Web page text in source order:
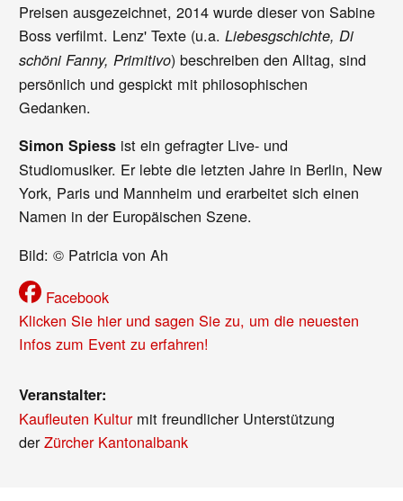
Preisen ausgezeichnet, 2014 wurde dieser von Sabine
Boss verfilmt. Lenz' Texte (u.a.Liebesgschichte, Di
schöni Fanny, Primitivo) beschreiben den Alltag, sind
persönlich und gespickt mit philosophischen
Gedanken.
Simon Spiess ist ein gefragter Live- und
Studiomusiker. Er lebte die letzten Jahre in Berlin, New
York, Paris und Mannheim und erarbeitet sich einen
Namen in der Europäischen Szene.
Bild: © Patricia von Ah
Facebook
Klicken Sie hier und sagen Sie zu, um die neuesten
Infos zum Event zu erfahren!
Veranstalter:
Kaufleuten Kulturmit freundlicher Unterstützung
derZürcher Kantonalbank